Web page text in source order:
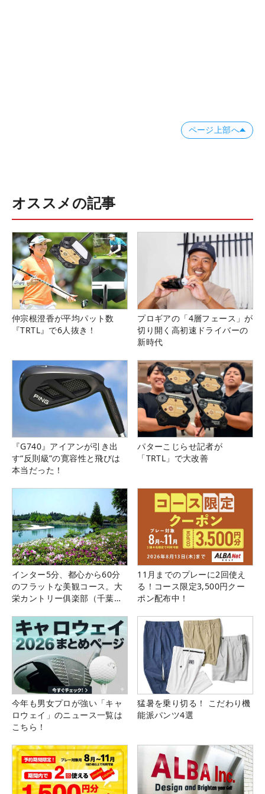
ページ上部へ
オススメの記事
仲宗根澄香が平均パット数
『TRTL』で6人抜き！
プロギアの「4層フェース」が
切り開く高初速ドライバーの
新時代
『G740』アイアンが引き出
す“反則級”の寛容性と飛びは
本当だった！
パターこじらせ記者が
「TRTL」で大改善
インター5分、都心から60分
のフラットな美観コース。大
栄カントリー俱楽部（千葉
11月までのプレーに2回使え
る！コース限定3,500円クー
ポン配布中！
今年も男女プロが強い「キャ
ロウェイ」のニュース一覧は
こちら！
猛暑を乗り切る！ こだわり機
能派パンツ4選